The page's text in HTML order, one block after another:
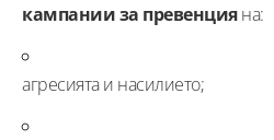
кампании за превенцияна:
агресията и насилието;